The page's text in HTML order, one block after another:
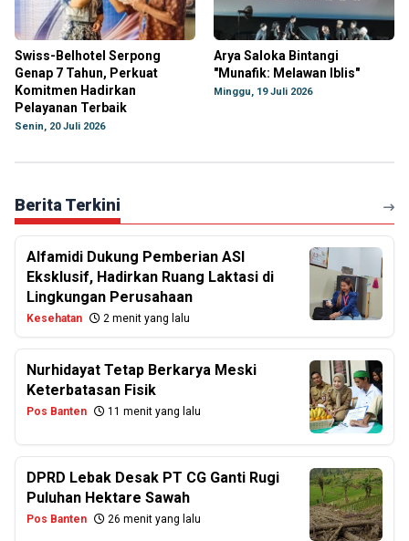
Swiss-Belhotel Serpong
Genap 7 Tahun, Perkuat
Komitmen Hadirkan
Pelayanan Terbaik
Senin, 20 Juli 2026
Arya Saloka Bintangi
"Munafik: Melawan Iblis"
Minggu, 19 Juli 2026
Berita Terkini
Alfamidi Dukung Pemberian ASI
Eksklusif, Hadirkan Ruang Laktasi di
Lingkungan Perusahaan
Kesehatan 2 menit yang lalu
Nurhidayat Tetap Berkarya Meski
Keterbatasan Fisik
Pos Banten 11 menit yang lalu
DPRD Lebak Desak PT CG Ganti Rugi
Puluhan Hektare Sawah
Pos Banten 26 menit yang lalu